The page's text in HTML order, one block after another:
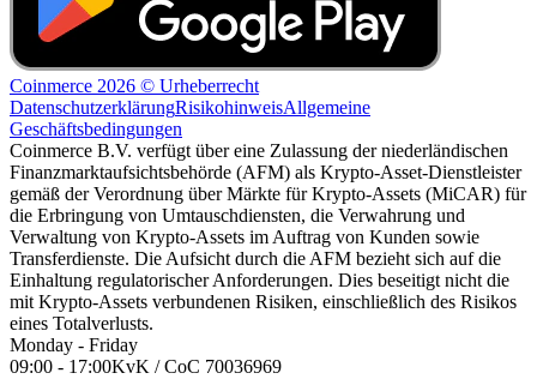
Coinmerce 2026 © Urheberrecht
DatenschutzerklärungRisikohinweisAllgemeine
Geschäftsbedingungen
Coinmerce B.V. verfügt über eine Zulassung der niederländischen
Finanzmarktaufsichtsbehörde (AFM) als Krypto-Asset-Dienstleister
gemäß der Verordnung über Märkte für Krypto-Assets (MiCAR) für
die Erbringung von Umtauschdiensten, die Verwahrung und
Verwaltung von Krypto-Assets im Auftrag von Kunden sowie
Transferdienste. Die Aufsicht durch die AFM bezieht sich auf die
Einhaltung regulatorischer Anforderungen. Dies beseitigt nicht die
mit Krypto-Assets verbundenen Risiken, einschließlich des Risikos
eines Totalverlusts.
Monday - Friday
09:00 - 17:00KvK / CoC 70036969